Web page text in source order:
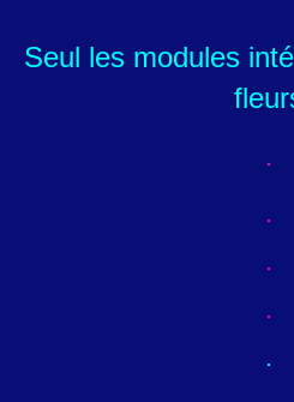
Seul les modules